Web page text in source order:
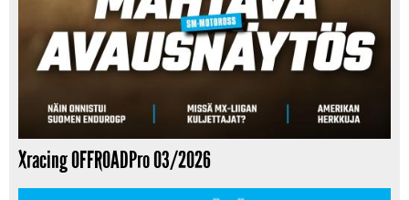
Xracing OFFROADPro 03/2026